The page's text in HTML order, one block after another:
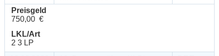
Preisgeld
750,00 €
LKL/Art
2 3 LP